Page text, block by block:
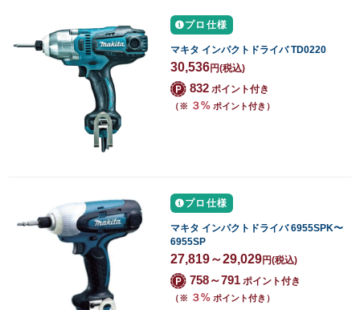
プロ仕様
マキタ インパクトドライバ TD0220
30,536円(税込)
832 ポイント付き
（※ ３% ポイント付き）
プロ仕様
マキタ インパクトドライバ 6955SPK〜
6955SP
27,819～29,029円(税込)
758～791 ポイント付き
（※ ３% ポイント付き）